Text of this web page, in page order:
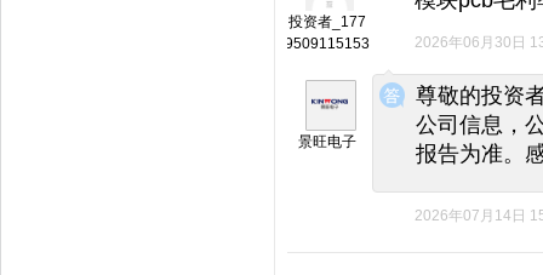
投资者_177
9509115153
2026年06月30日
◆
◆
景旺电子
尊敬的投资
公司信息，
报告为准。
2026年07月14日